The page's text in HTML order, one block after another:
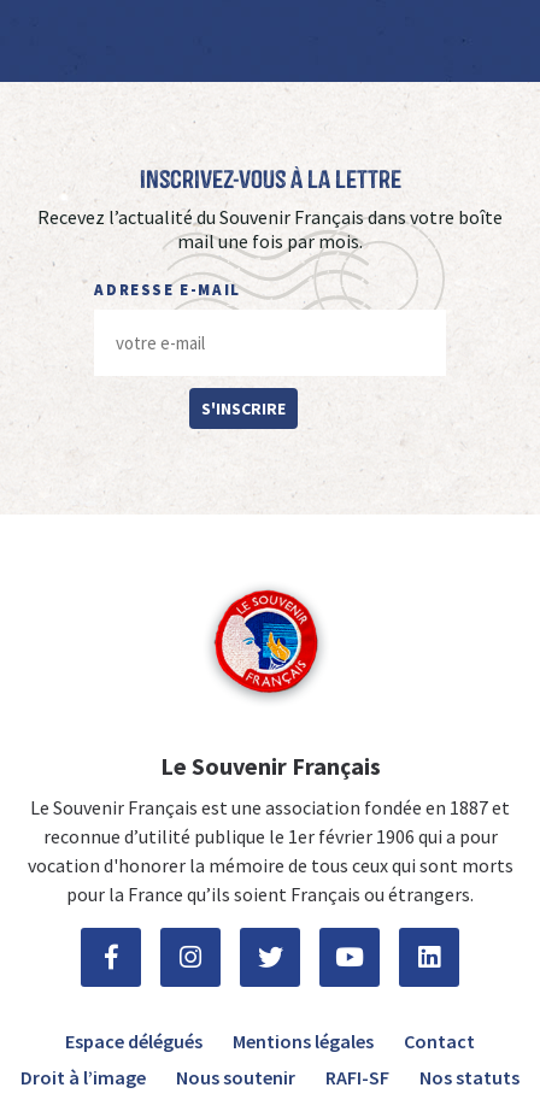
Inscrivez-vous à La Lettre
Recevez l’actualité du Souvenir Français dans votre boîte
mail une fois par mois.
ADRESSE E-MAIL
S'INSCRIRE
Le Souvenir Français
Le Souvenir Français est une association fondée en 1887 et
reconnue d’utilité publique le 1er février 1906 qui a pour
vocation d'honorer la mémoire de tous ceux qui sont morts
pour la France qu’ils soient Français ou étrangers.
Espace délégués Mentions légales
Contact
Droit à l’image
Nous soutenir RAFI-SF Nos statuts